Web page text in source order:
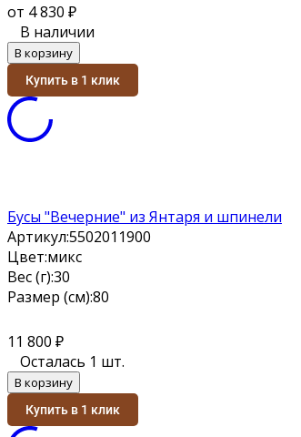
от 4 830 ₽
В наличии
В корзину
Купить в 1 клик
Бусы "Вечерние" из Янтаря и шпинели
Артикул:5502011900
Цвет:микс
Вес (г):30
Размер (см):80
11 800 ₽
Осталась 1 шт.
В корзину
Купить в 1 клик